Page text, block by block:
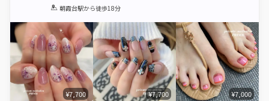
1 2 3 4 5
朝霞台駅から徒歩18分
¥7,700 ¥7,700 ¥7,000